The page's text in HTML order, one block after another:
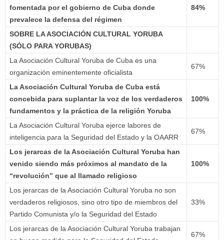
fomentada por el gobierno de Cuba donde
prevalece la defensa del régimen
84%
SOBRE LA ASOCIACIÓN CULTURAL YORUBA
(SÓLO PARA YORUBAS)
La Asociación Cultural Yoruba de Cuba es una
organización eminentemente oficialista
67%
La Asociación Cultural Yoruba de Cuba está
concebida para suplantar la voz de los verdaderos
fundamentos y la práctica de la religión Yoruba
100%
La Asociación Cultural Yoruba ejerce labores de
inteligencia para la Seguridad del Estado y la OAARR
67%
Los jerarcas de la Asociación Cultural Yoruba han
venido siendo más próximos al mandato de la
“revolución” que al llamado religioso
100%
Los jerarcas de la Asociación Cultural Yoruba no son
verdaderos religiosos, sino otro tipo de miembros del
Partido Comunista y/o la Seguridad del Estado
33%
Los jerarcas de la Asociación Cultural Yoruba trabajan
67%